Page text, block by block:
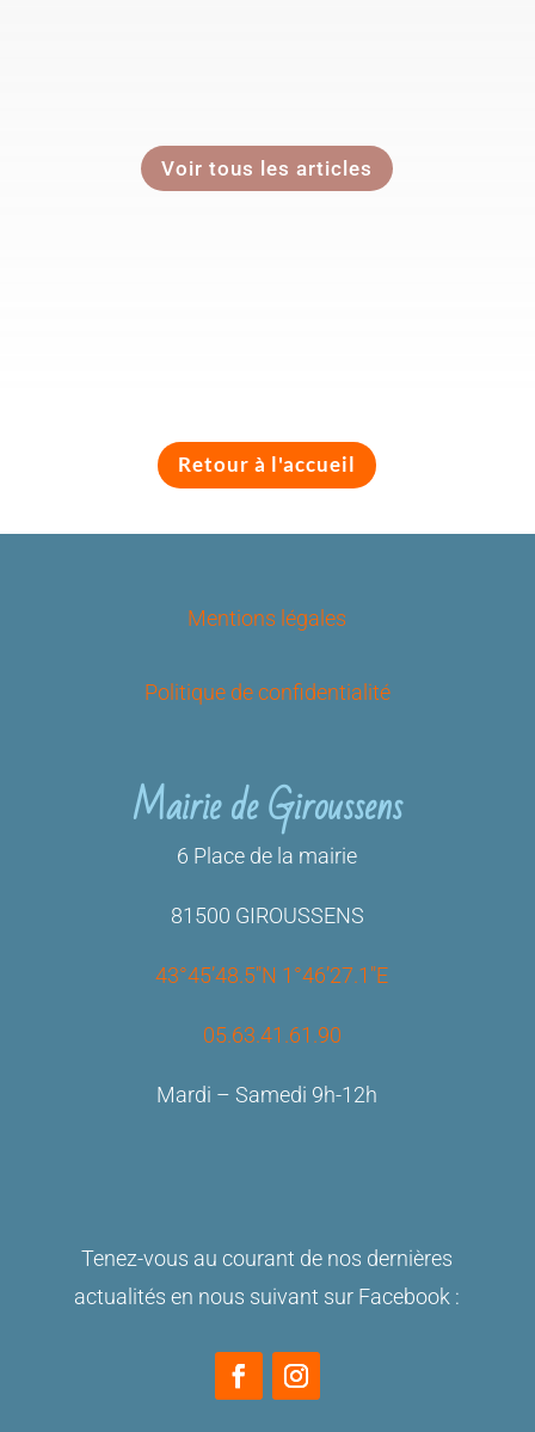
Voir tous les articles
Retour à l'accueil
Mentions légales
Politique de confidentialité
Mairie de Giroussens
6 Place de la mairie
81500 GIROUSSENS
43°45’48.5″N 1°46’27.1″E
05.63.41.61.90
Mardi – Samedi 9h-12h
Tenez-vous au courant de nos dernières
actualités en nous suivant sur Facebook :